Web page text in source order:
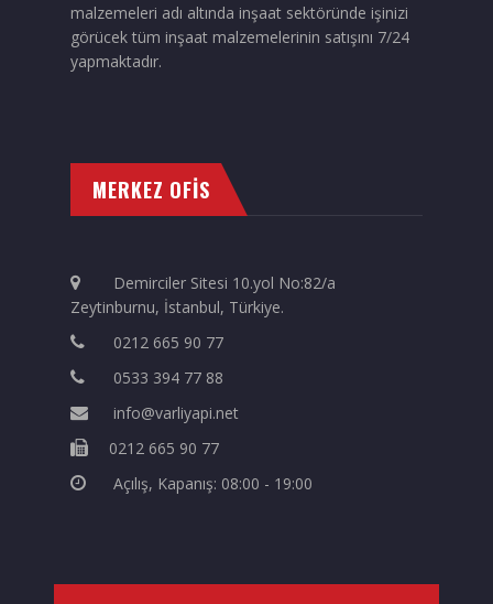
malzemeleri adı altında inşaat sektöründe işinizi
görücek tüm inşaat malzemelerinin satışını 7/24
yapmaktadır.
MERKEZ OFİS
Demirciler Sitesi 10.yol No:82/a
Zeytinburnu, İstanbul, Türkiye.
0212 665 90 77
0533 394 77 88
info@varliyapi.net
0212 665 90 77
Açılış, Kapanış: 08:00 - 19:00